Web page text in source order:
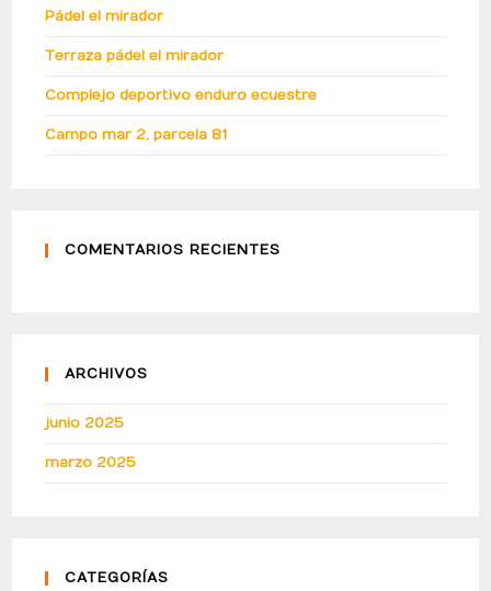
Pádel el mirador
Terraza pádel el mirador
Complejo deportivo enduro ecuestre
Campo mar 2, parcela 81
COMENTARIOS RECIENTES
ARCHIVOS
junio 2025
marzo 2025
CATEGORÍAS